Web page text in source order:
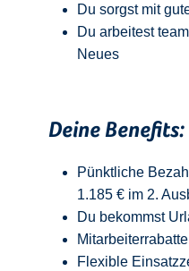
Du sorgst mit
Du arbeitest
Neues
Deine Benefits:
Pünktliche
1.185 € im 2.
Du bekommst
Flexible